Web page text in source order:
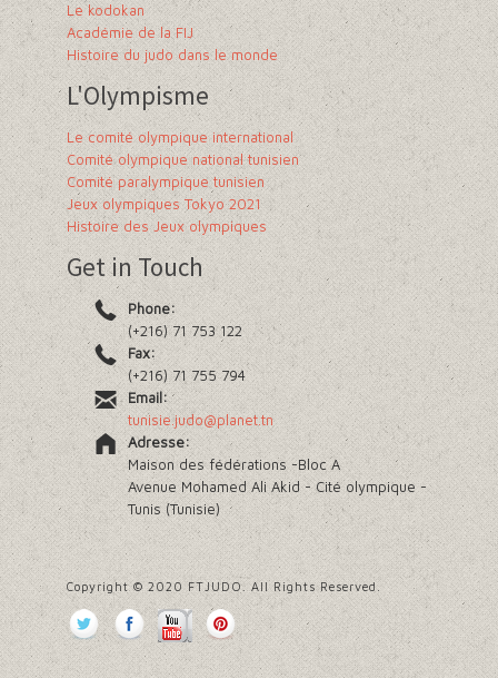
Le kodokan
Académie de la FIJ
Histoire du judo dans le monde
L'Olympisme
Le comité olympique international
Comité olympique national tunisien
Comité paralympique tunisien
Jeux olympiques Tokyo 2021
Histoire des Jeux olympiques
Get in Touch
Phone:
(+216) 71 753 122
Fax:
(+216) 71 755 794
Email:
tunisie.judo@planet.tn
Adresse:
Maison des fédérations -Bloc A
Avenue Mohamed Ali Akid - Cité olympique -
Tunis (Tunisie)
Copyright © 2020 FTJUDO. All Rights Reserved.